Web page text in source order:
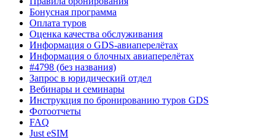
Бонусная программа
Оплата туров
Оценка качества обслуживания
Информация о GDS-авиаперелётах
Информация о блочных авиаперелётах
#4798 (без названия)
Запрос в юридический отдел
Вебинары и семинары
Инструкция по бронированию туров GDS
Фотоотчеты
FAQ
Just eSIM